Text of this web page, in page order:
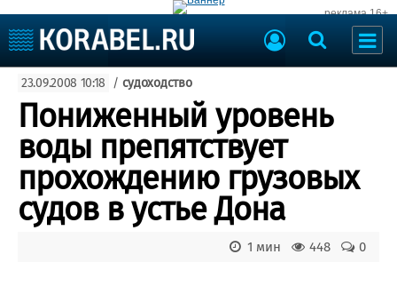
реклама 16+
Судоходство
Судоремонт
События
Порты
Рыболовство
Образование
Яхты и катера
Еще
23.09.2008 10:18 / судоходство
Пониженный уровень
воды препятствует
прохождению грузовых
судов в устье Дона
0
448
1 мин